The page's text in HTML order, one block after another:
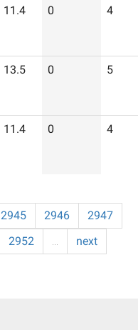
11.4 0 4
13.5 0 5
11.4 0 4
2945 2946
2947
2952 …
next